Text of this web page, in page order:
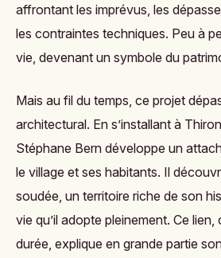
affrontant les imprévus, les
les contraintes techniques. Peu à
vie, devenant un symbole du
Mais au fil du temps, ce projet
architectural. En s’installant à
Stéphane Bern développe un
le village et ses habitants. Il
soudée, un territoire riche de son
vie qu’il adopte pleinement. Ce
durée, explique en grande partie